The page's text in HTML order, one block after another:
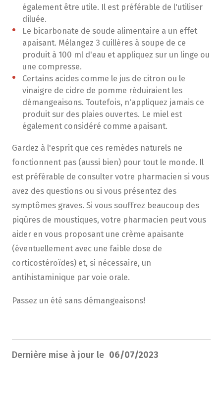
également être utile. Il est préférable de l'utiliser
diluée.
Le bicarbonate de soude alimentaire a un effet
apaisant. Mélangez 3 cuillères à soupe de ce
produit à 100 ml d'eau et appliquez sur un linge ou
une compresse.
Certains acides comme le jus de citron ou le
vinaigre de cidre de pomme réduiraient les
démangeaisons. Toutefois, n'appliquez jamais ce
produit sur des plaies ouvertes. Le miel est
également considéré comme apaisant.
Gardez à l'esprit que ces remèdes naturels ne
fonctionnent pas (aussi bien) pour tout le monde. Il
est préférable de consulter votre pharmacien si vous
avez des questions ou si vous présentez des
symptômes graves. Si vous souffrez beaucoup des
piqûres de moustiques, votre pharmacien peut vous
aider en vous proposant une crème apaisante
(éventuellement avec une faible dose de
corticostéroïdes) et, si nécessaire, un
antihistaminique par voie orale.
Passez un été sans démangeaisons!
Dernière mise à jour le 06/07/2023